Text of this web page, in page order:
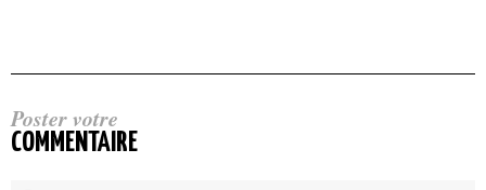
Poster votre
COMMENTAIRE